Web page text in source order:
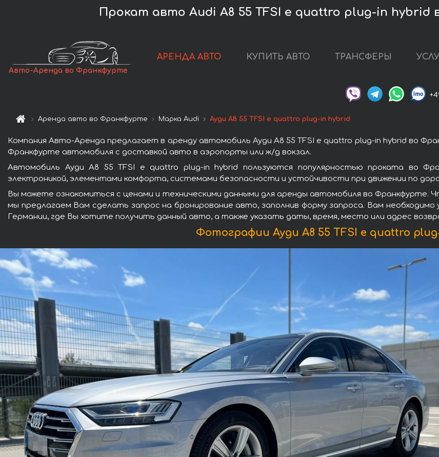
Прокат авто Audi A8 55 TFSI e quattro plug-in hybrid
Авто-Аренда во Франкфурте
АРЕНДА АВТО КУПИТЬ АВТО ТРАНСФЕРЫ
Аренда авто во Франкфурте Марка Audi Ауди A8 55 TFSI e quattro plug-in hybrid
Компания Авто-Аренда предлагает в аренду автомобиль Ауди A8 55 TFSI e quattro plug-in hybrid во
Франкфурте автомобиля с доставкой авто в аэропорты или ж/д вокзал.
Автомобиль Ауди A8 55 TFSI e quattro plug-in hybrid пользуются популярностью проката во
электроникой, элементами комфорта, системами безопасности и устойчивости при движении по
Вы можете ознакомиться с ценами и техническими данными для аренды автомобиля во Франкфурте.
мы предлагаем Вам сделать запрос на бронирование авто, заполнив форму запроса. Вам
Германии, где Вы хотите получить данный авто, а также указать даты, время, место или адрес
Фотографии Ауди A8 55 TFSI e quattro